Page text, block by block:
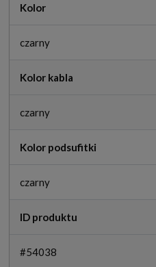
Kolor
czarny
Kolor kabla
czarny
Kolor podsufitki
czarny
ID produktu
#54038